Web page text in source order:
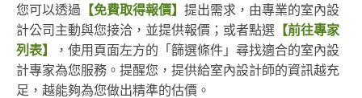
您可以透過 【免費取得報價】 提出需求，由專業的室內設
計公司主動與您接洽，並提供報價；或者點選 【前往專家
列表】
，使用頁面左方的「篩選條件」尋找適合的室內設
計專家為您服務。提醒您，提供給室內設計師的資訊越充
足，越能夠為您做出精準的估價。